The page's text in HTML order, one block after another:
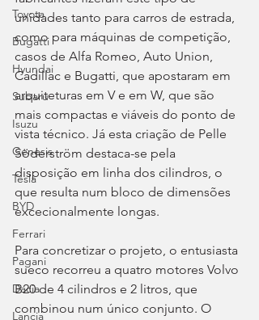
Toyota
Bugatti
Hyundai
Subaru
Isuzu
Genesis
Tesla
BYD
Ferrari
Pagani
Dacia
Lancia
unidades tanto para carros de estrada,
como para máquinas de competição,
casos de Alfa Romeo, Auto Union,
Cadillac e Bugatti, que apostaram em
arquiteturas em V e em W, que são
mais compactas e viáveis do ponto de
vista técnico. Já esta criação de Pelle
Söderström destaca-se pela
disposição em linha dos cilindros, o
que resulta num bloco de dimensões
excecionalmente longas.
Para concretizar o projeto, o entusiasta
sueco recorreu a quatro motores Volvo
B20 de 4 cilindros e 2 litros, que
combinou num único conjunto. O